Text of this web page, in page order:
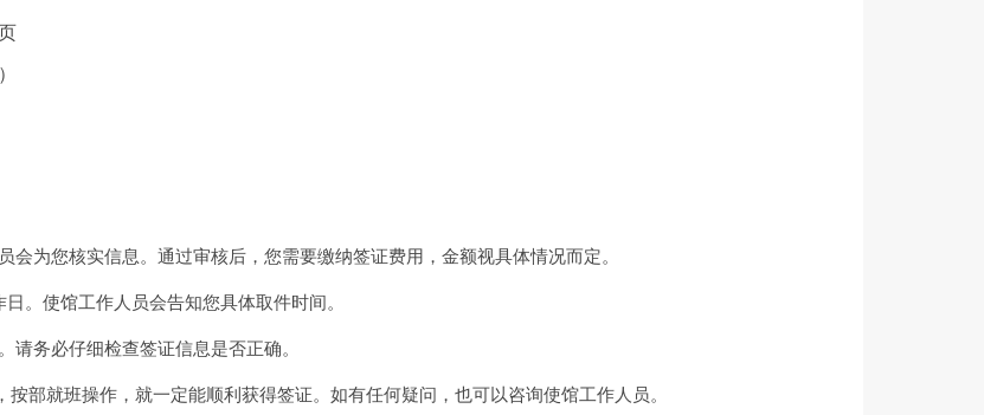
为您核实信息。通过审核后，您需要缴纳签证费用，金额视具体情况而定。
。使馆工作人员会告知您具体取件时间。
务必仔细检查签证信息是否正确。
部就班操作，就一定能顺利获得签证。如有任何疑问，也可以咨询使馆工作人员。